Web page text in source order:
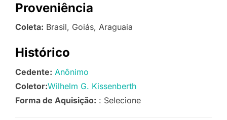
Proveniência
Coleta: Brasil, Goiás, Araguaia
Histórico
Cedente: Anônimo
Coletor:Wilhelm G. Kissenberth
Forma de Aquisição: : Selecione